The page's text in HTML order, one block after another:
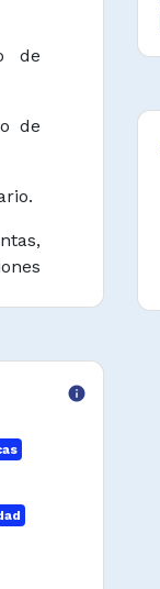
de
de
las
info